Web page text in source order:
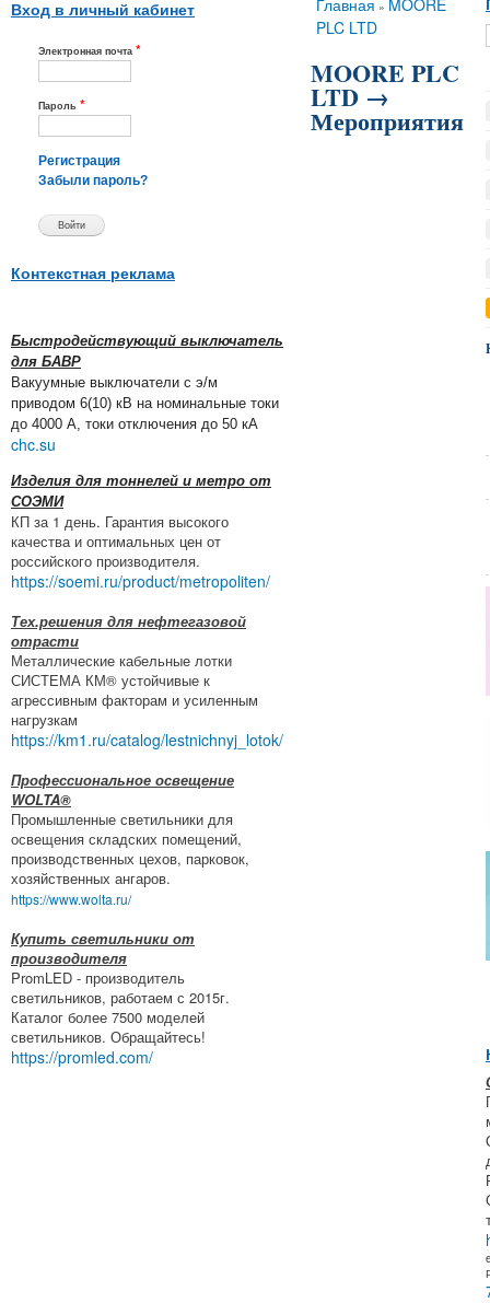
Вход в личный кабинет
Электронная почта *
Пароль *
Регистрация
Забыли пароль?
Контекстная реклама
Быстродействующий выключатель
для БАВР
Вакуумные выключатели с э/м
приводом 6(10) кВ на номинальные токи
до 4000 А, токи отключения до 50 кА
chc.su
Изделия для тоннелей и метро от
СОЭМИ
КП за 1 день. Гарантия высокого
качества и оптимальных цен от
российского производителя.
https://soemi.ru/product/metropoliten/
Тех.решения для нефтегазовой
отрасти
Металлические кабельные лотки
СИСТЕМА КМ® устойчивые к
агрессивным факторам и усиленным
нагрузкам
https://km1.ru/catalog/lestnichnyj_lotok/
Профессиональное освещение
WOLTA®
Промышленные светильники для
освещения складских помещений,
производственных цехов, парковок,
хозяйственных ангаров.
https://www.wolta.ru/
Купить светильники от
производителя
PromLED - производитель
светильников, работаем с 2015г.
Каталог более 7500 моделей
светильников. Обращайтесь!
https://promled.com/
Вы здесь
Главная » MOORE
PLC LTD
MOORE PLC
LTD →
Мероприятия